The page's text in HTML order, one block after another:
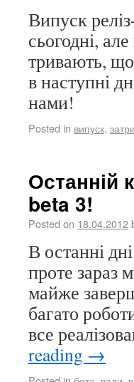
Випуск
сьогодні,
тривають,
в наступні
нами!
Posted in випуск,
Останній
beta 3!
Posted on 18.04.2012
В останні
проте зараз
майже
багато
все
reading →